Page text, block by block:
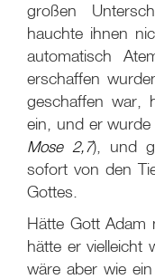
großen
hauchte ihnen
automatisch
erschaffen
geschaffen war,
ein, und er wurde
Mose 2,7), und
sofort von den
Gottes.
Hätte Gott Adam
hätte er vielleicht
wäre aber wie